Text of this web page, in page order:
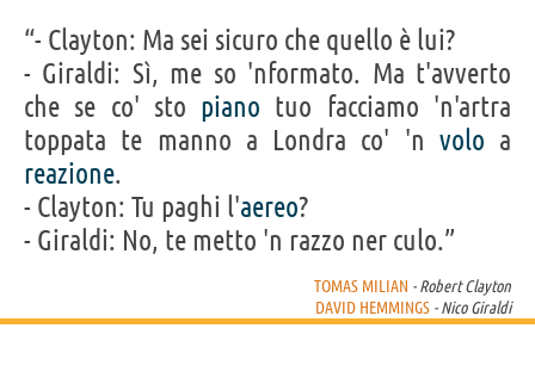
“- Clayton: Ma sei sicuro che quello è lui?
- Giraldi: Sì, me so 'nformato. Ma t'avverto
che se co' sto piano tuo facciamo 'n'artra
toppata te manno a Londra co' 'n volo a
reazione.
- Clayton: Tu paghi l'aereo?
- Giraldi: No, te metto 'n razzo ner culo.”
TOMAS MILIAN - Robert Clayton
DAVID HEMMINGS - Nico Giraldi